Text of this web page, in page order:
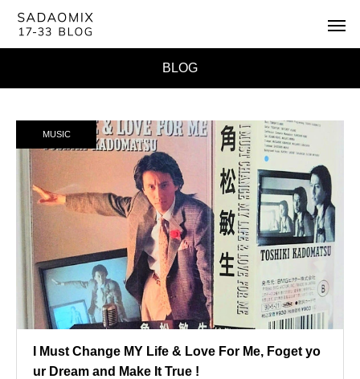
BLOG
MUSIC
I Must Change MY Life & Love For Me, Foget yo
ur Dream and Make It True !